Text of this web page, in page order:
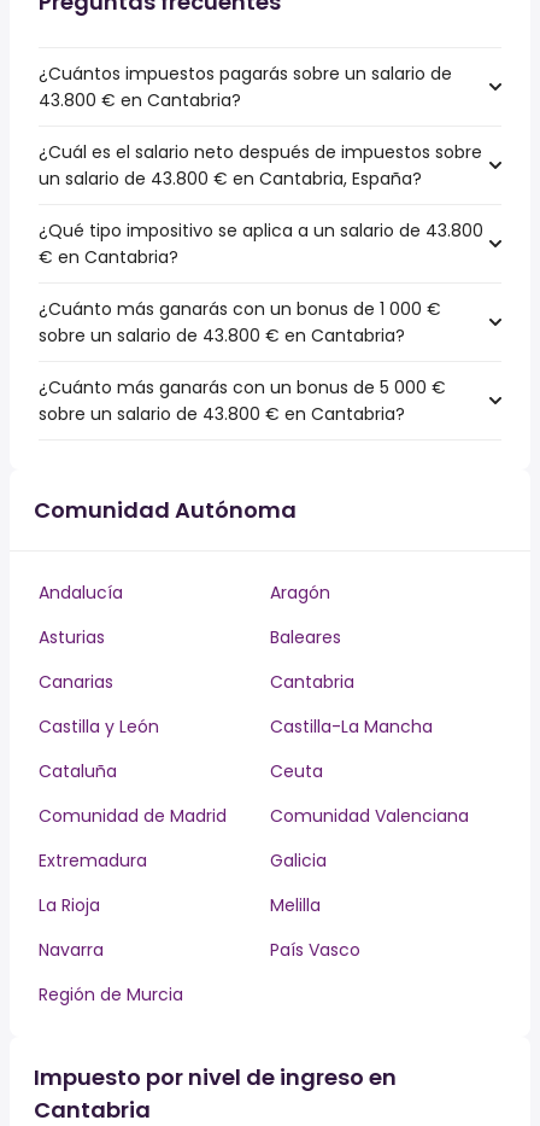
¿Cuántos impuestos pagarás sobre un salario de
43.800 € en Cantabria?
¿Cuál es el salario neto después de impuestos sobre
un salario de 43.800 € en Cantabria, España?
¿Qué tipo impositivo se aplica a un salario de 43.800
€ en Cantabria?
¿Cuánto más ganarás con un bonus de 1 000 €
sobre un salario de 43.800 € en Cantabria?
¿Cuánto más ganarás con un bonus de 5 000 €
sobre un salario de 43.800 € en Cantabria?
Comunidad Autónoma
Andalucía
Aragón
Asturias
Baleares
Canarias
Cantabria
Castilla y León
Castilla-La Mancha
Cataluña
Ceuta
Comunidad de Madrid
Comunidad Valenciana
Extremadura
Galicia
La Rioja
Melilla
Navarra
País Vasco
Región de Murcia
Impuesto por nivel de ingreso en
Cantabria